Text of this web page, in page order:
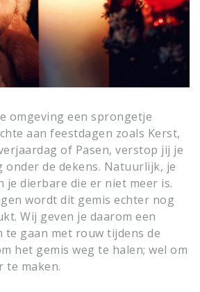
omgeving een sprongetje
aan feestdagen zoals Kerst,
of Pasen, verstop jij je
onder de dekens. Natuurlijk, je
je dierbare die er niet meer is.
wordt dit gemis echter nog
Wij geven je daarom een
te gaan met rouw tijdens de
het gemis weg te halen; wel om
te maken.